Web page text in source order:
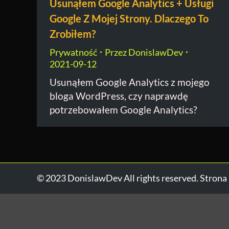
Usunąłem Google Analytics + Usługi
Google Z Mojej Strony. Dlaczego To
Zrobiłem?
Prywatność PrzezDonislawDev
2021-09-12
Usunąłem Google Analytics z mojego
bloga WordPress, czy naprawdę
potrzebowałem Google Analytics?
© 2023 DonislawDev All rights reserved.